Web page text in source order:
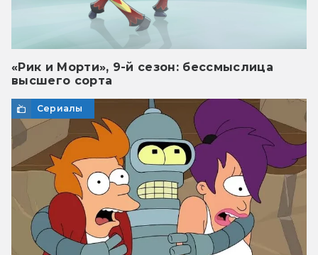
«Рик и Морти», 9-й сезон: бессмыслица
высшего сорта
Сериалы